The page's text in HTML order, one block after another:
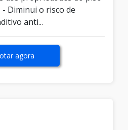
Diminui o risco de
anti...
agora